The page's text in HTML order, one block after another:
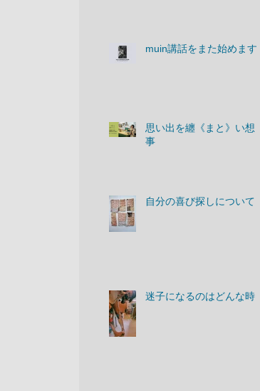
muin講話をまた始めます♪
思い出を纏《まと》い想う
事
自分の喜び探しについて
迷子になるのはどんな時？